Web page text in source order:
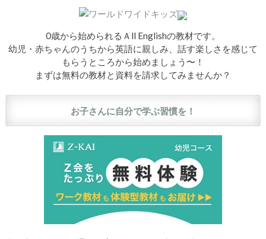
0歳から始められるＡll Englishの教材です。
幼児・赤ちゃんのうちから英語に親しみ、話す楽しさを感じて
もらうところから始めましょう〜！
まずは無料の教材と資料を請求してみませんか？
お子さんに自分で学ぶ習慣を！